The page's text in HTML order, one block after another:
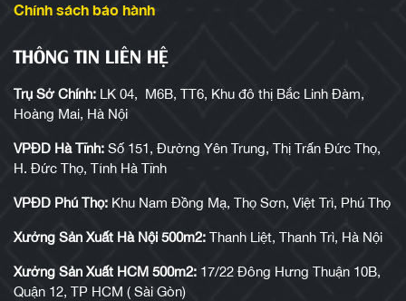
Chính sách bảo hành
THÔNG TIN LIÊN HỆ
Trụ Sở Chính: LK 04, M6B, TT6, Khu đô thị Bắc Linh Đàm,
Hoàng Mai, Hà Nội
VPĐD Hà Tĩnh: Số 151, Đường Yên Trung, Thị Trấn Đức Thọ,
H. Đức Thọ, Tỉnh Hà Tĩnh
VPĐD Phú Thọ: Khu Nam Đồng Mạ, Thọ Sơn, Việt Trì, Phú Thọ
Xưởng Sản Xuất Hà Nội 500m2: Thanh Liệt, Thanh Trì, Hà Nội
Xưởng Sản Xuất HCM 500m2: 17/22 Đông Hưng Thuận 10B,
Quận 12, TP HCM ( Sài Gòn)